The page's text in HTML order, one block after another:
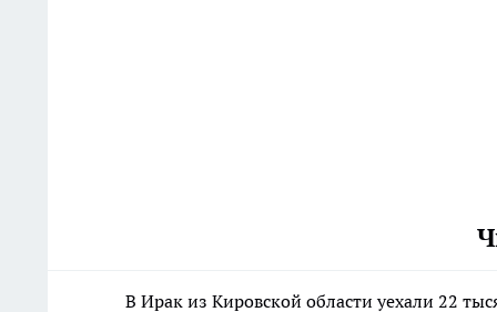
В Ирак из Кировской области уехали 22